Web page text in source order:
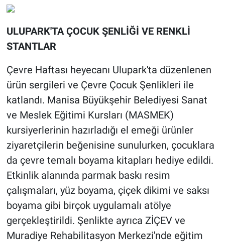
ULUPARK'TA ÇOCUK ŞENLİĞİ VE RENKLİ
STANTLAR
Çevre Haftası heyecanı Ulupark'ta düzenlenen
ürün sergileri ve Çevre Çocuk Şenlikleri ile
katlandı. Manisa Büyükşehir Belediyesi Sanat
ve Meslek Eğitimi Kursları (MASMEK)
kursiyerlerinin hazırladığı el emeği ürünler
ziyaretçilerin beğenisine sunulurken, çocuklara
da çevre temalı boyama kitapları hediye edildi.
Etkinlik alanında parmak baskı resim
çalışmaları, yüz boyama, çiçek dikimi ve saksı
boyama gibi birçok uygulamalı atölye
gerçekleştirildi. Şenlikte ayrıca ZİÇEV ve
Muradiye Rehabilitasyon Merkezi'nde eğitim